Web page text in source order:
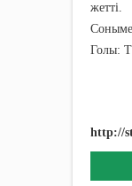
жетті.
Голы:
http://